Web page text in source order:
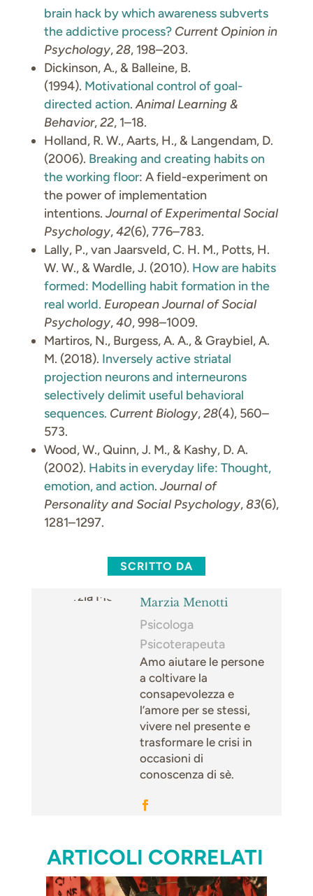
brain hack by which awareness subverts
the addictive process? Current Opinion in
Psychology,28, 198–203.
Dickinson, A., & Balleine, B.
(1994). Motivational control of goal-
directed action.Animal Learning &
Behavior,22, 1–18.
Holland, R. W., Aarts, H., & Langendam, D.
(2006). Breaking and creating habits on
the working floor: A field-experiment on
the power of implementation
intentions. Journal of Experimental Social
Psychology,42(6), 776–783.
Lally, P., van Jaarsveld, C. H. M., Potts, H.
W. W., & Wardle, J. (2010). How are habits
formed: Modelling habit formation in the
real world. European Journal of Social
Psychology,40, 998–1009.
Martiros, N., Burgess, A. A., & Graybiel, A.
M. (2018). Inversely active striatal
projection neurons and interneurons
selectively delimit useful behavioral
sequences. Current Biology,28(4), 560–
573.
Wood, W., Quinn, J. M., & Kashy, D. A.
(2002). Habits in everyday life: Thought,
emotion, and action. Journal of
Personality and Social Psychology,83(6),
1281–1297.
SCRITTO DA
Marzia Menotti
Psicologa
Psicoterapeuta
Amo aiutare le persone
a coltivare la
consapevolezza e
l’amore per se stessi,
vivere nel presente e
trasformare le crisi in
occasioni di
conoscenza di sè.
ARTICOLI CORRELATI